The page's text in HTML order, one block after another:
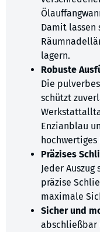
Damit
lagern.
Robuste
Die
schützt
Enzianblau
Präzises
Jeder
präzise
maximale
Sicher und
abschließbar